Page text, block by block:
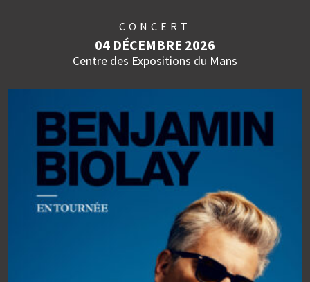
CONCERT
04 DÉCEMBRE 2026
Centre des Expositions du Mans